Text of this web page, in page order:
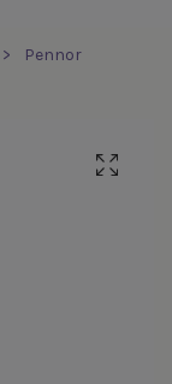
Pennor